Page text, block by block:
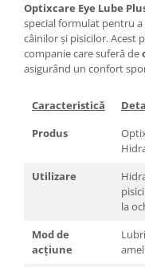
Optixcare Eye Lube
special formulat pentru
câinilor și pisicilor. Acest
companie care suferă de
asigurând un confort
Caracteristică
Produs
Utilizare
la
Mod de
acțiune